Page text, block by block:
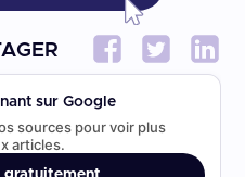
sur Google
sources pour voir plus
articles.